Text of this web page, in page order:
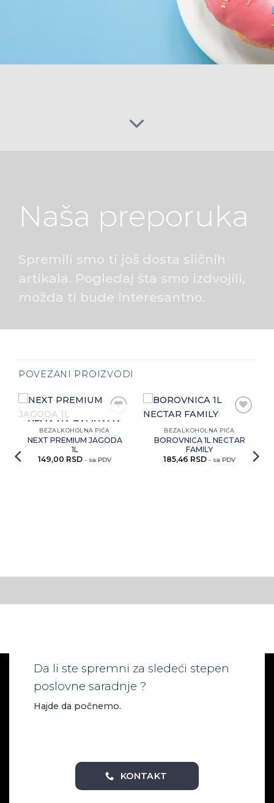
Naša preporuka
Spremili smo ti još dosta sličnih
artikala. Pogledaj šta smo izdvojili,
možda ti bude interesantno.
POVEZANI PROIZVODI
Zaprati
ovaj
artikal
NEMA NA ZALIHAMA
BEZALKOHOLNA PIĆA
NEXT PREMIUM JAGODA
1L
149,00 RSD - sa PDV
ovaj
artikal
BEZALKOHOLNA PIĆA
BOROVNICA 1L NECTAR
FAMILY
185,46 RSD - sa PDV
Da li ste spremni za sledeći stepen
poslovne saradnje ?
Hajde da počnemo.
KONTAKT